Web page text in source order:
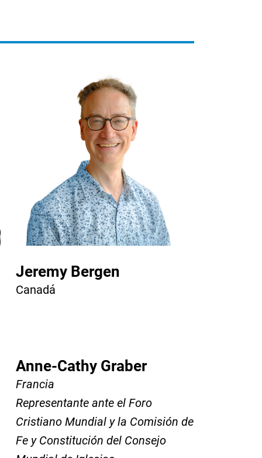
Jeremy Bergen
Canadá
Anne-Cathy Graber
Francia
Representante ante el Foro
Cristiano Mundial y la Comisión de
Fe y Constitución del Consejo